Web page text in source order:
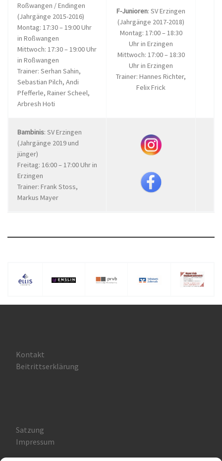
Roßwangen / Endingen
(Jahrgänge 2015-2016)
Montag: 17:30 – 19:00 Uhr
in Roßwangen
Mittwoch: 17:30 – 19:00 Uhr
in Roßwangen
Trainer: Serhan Sahin,
Sebastian Pilch, Andi
Pfefferle, Rainer Scheel,
Arbresh Hoti
F-Junioren: SV Erzingen
(Jahrgänge 2017-2018)
Montag: 17:00 – 18:30
Uhr in Erzingen
Mittwoch: 17:00 – 18:30
Uhr in Erzingen
Trainer: Hannes Richter,
Felix Frick
Bambinis: SV Erzingen
(Jahrgänge 2019 und
jünger)
Freitag: 16:00 – 17:00 Uhr in
Erzingen
Trainer: Frank Stoss,
Markus Mayer
Kontakt
Beitrittserklärung
Satzung
Impressum